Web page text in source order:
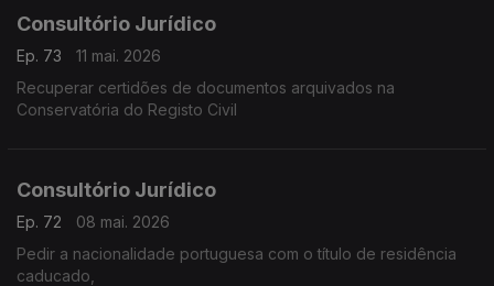
Consultório Jurídico
Ep. 73
11 mai. 2026
Recuperar certidões de documentos arquivados na
Conservatória do Registo Civil
Consultório Jurídico
Ep. 72
08 mai. 2026
Pedir a nacionalidade portuguesa com o título de residência
caducado,